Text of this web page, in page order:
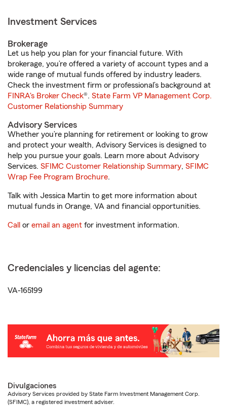
Investment Services
Brokerage
Let us help you plan for your financial future. With
brokerage, you’re offered a variety of account types and a
wide range of mutual funds offered by industry leaders.
Check the investment firm or professional’s background at
FINRA's Broker Check®. State Farm VP Management Corp.
Customer Relationship Summary
Advisory Services
Whether you’re planning for retirement or looking to grow
and protect your wealth, Advisory Services is designed to
help you pursue your goals. Learn more about Advisory
Services. SFIMC Customer Relationship Summary, SFIMC
Wrap Fee Program Brochure.
Talk with Jessica Martin to get more information about
mutual funds in Orange, VA and financial opportunities.
Call or email an agent for investment information.
Credenciales y licencias del agente:
VA-165199
Divulgaciones
Advisory Services provided by State Farm Investment Management Corp.
(SFIMC), a registered investment adviser.